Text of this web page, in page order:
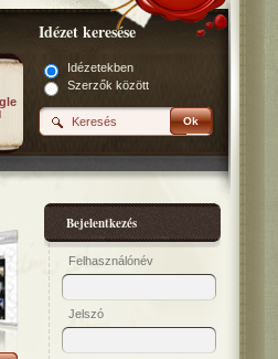
Idézet keresése
Idézetekben
Szerzők között
Ok
Bejelentkezés
Felhasználónév
Jelszó